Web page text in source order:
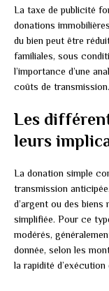
La taxe de publicité
donations
du bien peut être
familiales, sous
l’importance d’une
coûts de transmission.
Les
leurs
La donation simple
transmission
d’argent ou des biens
simplifiée. Pour ce
modérés,
donnée, selon les
la rapidité